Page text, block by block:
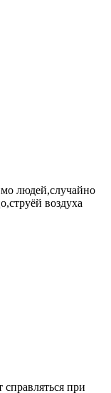
людей,случайно
воздуха
справляться при